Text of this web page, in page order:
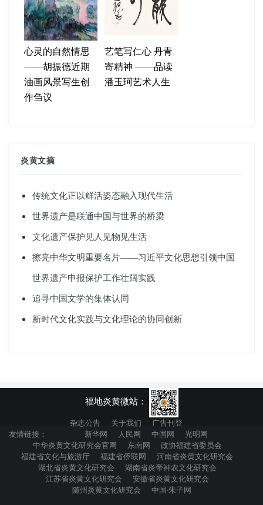
心灵的自然情思
——胡振德近期
油画风景写生创
作刍议
艺笔写仁心 丹青
寄精神 ——品读
潘玉珂艺术人生
炎黄文摘
传统文化正以鲜活姿态融入现代生活
世界遗产是联通中国与世界的桥梁
文化遗产保护见人见物见生活
擦亮中华文明重要名片——习近平文化思想引领中国
世界遗产申报保护工作壮阔实践
追寻中国文学的集体认同
新时代文化实践与文化理论的协同创新
福地炎黄微站：
杂志公告 关于我们
广告刊登
友情链接：
新华网 人民网 中国网
光明网
中华炎黄文化研究会官网
东南网
政协福建省委员会
福建省文化与旅游厅
福建省侨联网
河南省炎黄文化研究会
湖北省炎黄文化研究会
湖南省炎帝神农文化研究会
江苏省炎黄文化研究会
安徽省炎黄文化研究会
随州炎黄文化研究会
中国·朱子网